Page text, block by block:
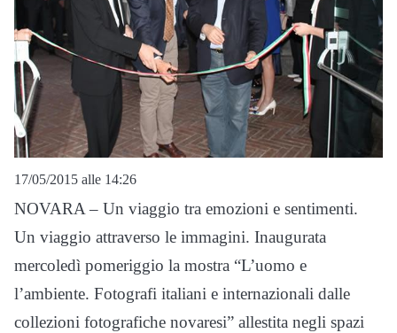
17/05/2015 alle 14:26
NOVARA – Un viaggio tra emozioni e sentimenti.
Un viaggio attraverso le immagini. Inaugurata
mercoledì pomeriggio la mostra “L’uomo e
l’ambiente. Fotografi italiani e internazionali dalle
collezioni fotografiche novaresi” allestita negli spazi